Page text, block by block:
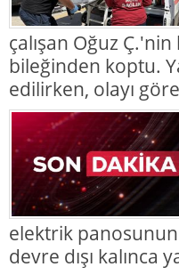
çalışan Oğuz
bileğinden koptu.
edilirken, olayı
elektrik panosunun
devre dışı kalınca